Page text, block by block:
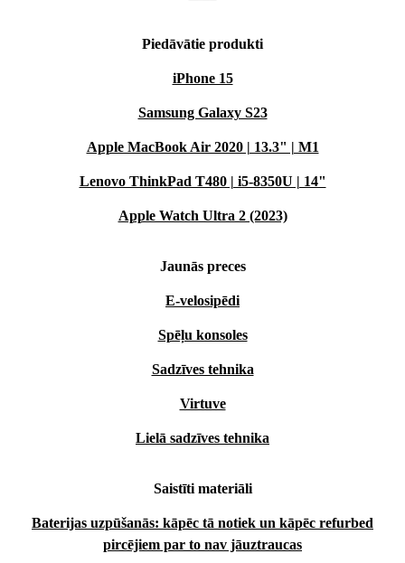
Piedāvātie produkti
iPhone 15
Samsung Galaxy S23
Apple MacBook Air 2020 | 13.3" | M1
Lenovo ThinkPad T480 | i5-8350U | 14"
Apple Watch Ultra 2 (2023)
Jaunās preces
E-velosipēdi
Spēļu konsoles
Sadzīves tehnika
Virtuve
Lielā sadzīves tehnika
Saistīti materiāli
Baterijas uzpūšanās: kāpēc tā notiek un kāpēc refurbed
pircējiem par to nav jāuztraucas